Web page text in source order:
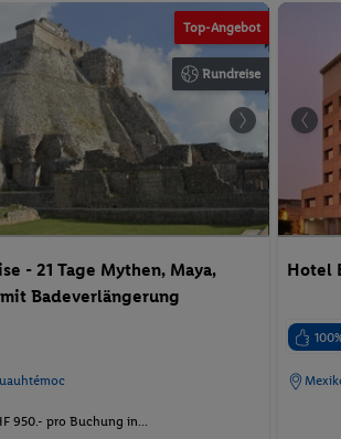
Top-Angebot
Rundreise
- 21 Tage Mythen, Maya,
Badeverlängerung
950.- pro Buchung in...
Hotel